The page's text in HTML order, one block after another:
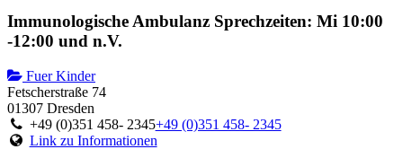
Immunologische Ambulanz Sprechzeiten: Mi 10:00
-12:00 und n.V.
Fuer Kinder
Fetscherstraße 74
01307 Dresden
+49 (0)351 458- 2345+49 (0)351 458- 2345
Link zu Informationen